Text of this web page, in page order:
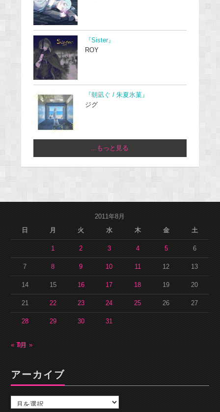
『Sister』
ROY
『朝凪ぐ / 朱夏氷菓』
ジグ
...もっと見る
2011年8月
日
月 火 水 木 金 土
1 2 3 4 5 6
7 8 9 10 11 12 13
14 15 16 17 18 19 20
21 22 23 24 25 26 27
28 29 30 31
« 7月9月 »
アーカイブ
カ